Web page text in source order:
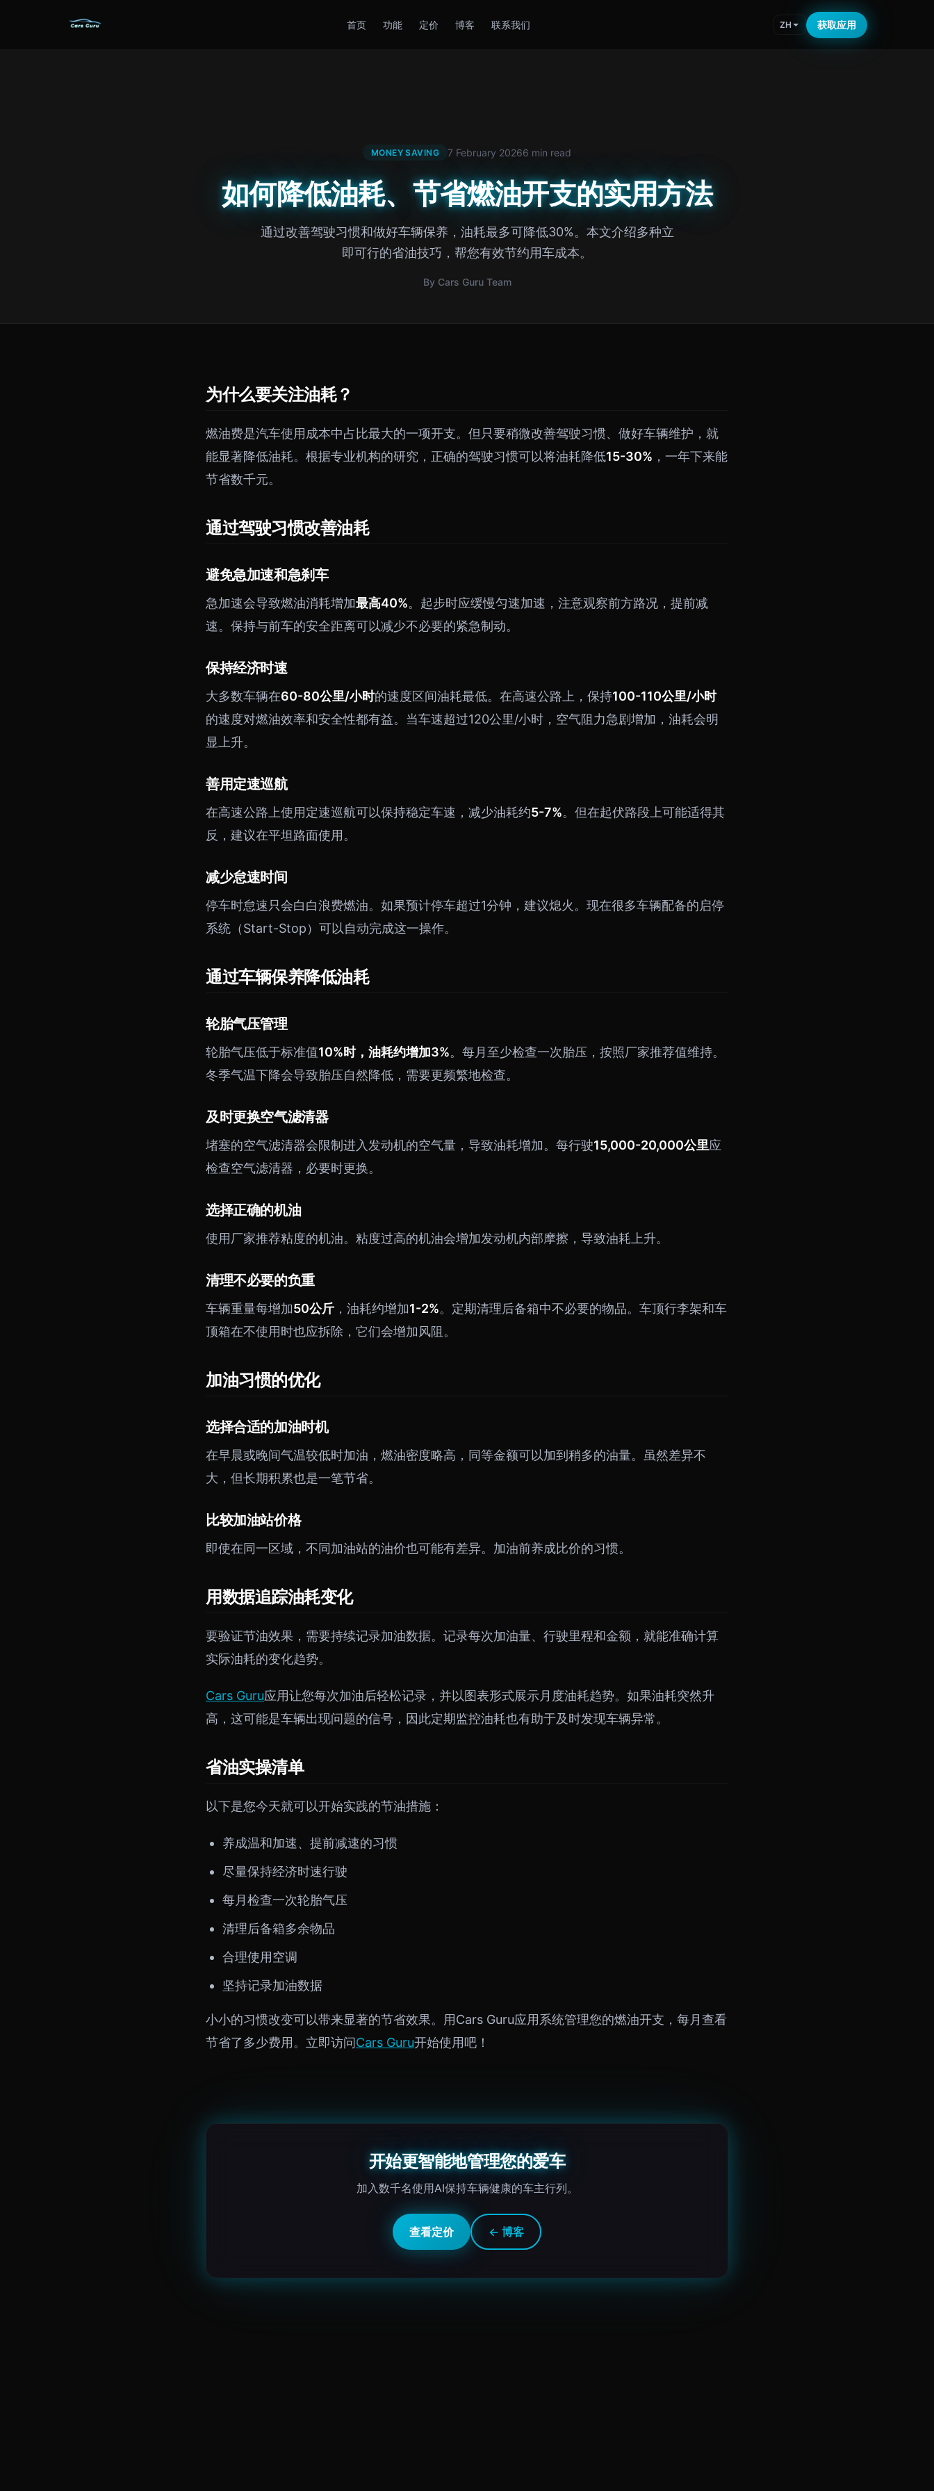
首页 功能 定价 博客 联系我们 ZH 获取应用
MONEY SAVING 7 February 20266 min read
如何降低油耗、节省燃油开支的实用方法
通过改善驾驶习惯和做好车辆保养，油耗最多可降低30%。本文介绍多种立
即可行的省油技巧，帮您有效节约用车成本。
By Cars Guru Team
为什么要关注油耗？
燃油费是汽车使用成本中占比最大的一项开支。但只要稍微改善驾驶习惯、做好车辆维护，就
能显著降低油耗。根据专业机构的研究，正确的驾驶习惯可以将油耗降低15-30% ，一年下来能
节省数千元。
通过驾驶习惯改善油耗
避免急加速和急刹车
急加速会导致燃油消耗增加最高40%。起步时应缓慢匀速加速，注意观察前方路况，提前减
速。保持与前车的安全距离可以减少不必要的紧急制动。
保持经济时速
大多数车辆在60-80公里/小时的速度区间油耗最低。在高速公路上，保持100-110公里/小时
的速度对燃油效率和安全性都有益。当车速超过120公里/小时，空气阻力急剧增加，油耗会明
显上升。
善用定速巡航
在高速公路上使用定速巡航可以保持稳定车速，减少油耗约5-7%。但在起伏路段上可能适得其
反，建议在平坦路面使用。
减少怠速时间
停车时怠速只会白白浪费燃油。如果预计停车超过1分钟，建议熄火。现在很多车辆配备的启停
系统（Start-Stop）可以自动完成这一操作。
通过车辆保养降低油耗
轮胎气压管理
轮胎气压低于标准值10%时，油耗约增加3%。每月至少检查一次胎压，按照厂家推荐值维持。
冬季气温下降会导致胎压自然降低，需要更频繁地检查。
及时更换空气滤清器
堵塞的空气滤清器会限制进入发动机的空气量，导致油耗增加。每行驶15,000-20,000公里应
检查空气滤清器，必要时更换。
选择正确的机油
使用厂家推荐粘度的机油。粘度过高的机油会增加发动机内部摩擦，导致油耗上升。
清理不必要的负重
车辆重量每增加50公斤 ，油耗约增加1-2%。定期清理后备箱中不必要的物品。车顶行李架和车
顶箱在不使用时也应拆除，它们会增加风阻。
加油习惯的优化
选择合适的加油时机
在早晨或晚间气温较低时加油，燃油密度略高，同等金额可以加到稍多的油量。虽然差异不
大，但长期积累也是一笔节省。
比较加油站价格
即使在同一区域，不同加油站的油价也可能有差异。加油前养成比价的习惯。
用数据追踪油耗变化
要验证节油效果，需要持续记录加油数据。记录每次加油量、行驶里程和金额，就能准确计算
实际油耗的变化趋势。
Cars Guru应用让您每次加油后轻松记录，并以图表形式展示月度油耗趋势。如果油耗突然升
高，这可能是车辆出现问题的信号，因此定期监控油耗也有助于及时发现车辆异常。
省油实操清单
以下是您今天就可以开始实践的节油措施：
养成温和加速、提前减速的习惯
尽量保持经济时速行驶
每月检查一次轮胎气压
清理后备箱多余物品
合理使用空调
坚持记录加油数据
小小的习惯改变可以带来显著的节省效果。用Cars Guru应用系统管理您的燃油开支，每月查看
节省了多少费用。立即访问Cars Guru开始使用吧！
开始更智能地管理您的爱车
加入数千名使用AI保持车辆健康的车主行列。
查看定价 ← 博客